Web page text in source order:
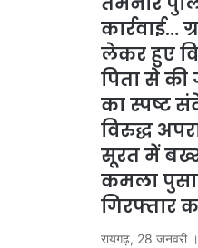
कार्रवाई…
लेकर हुए
पिता से की
का स्पष्ट
विरुद्ध
सूरत में
कमला
गिरफ्तार
रायगढ़, 28 जनवरी ।